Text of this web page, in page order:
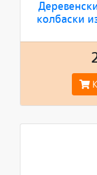
колбаски